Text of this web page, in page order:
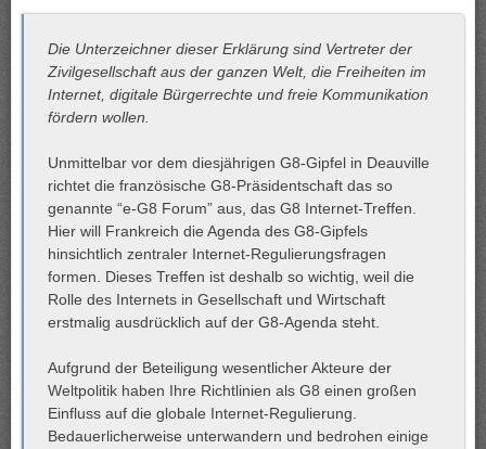
Die Unterzeichner dieser Erklärung sind Vertreter der
Zivilgesellschaft aus der ganzen Welt, die Freiheiten im
Internet, digitale Bürgerrechte und freie Kommunikation
fördern wollen.
Unmittelbar vor dem diesjährigen G8-Gipfel in Deauville
richtet die französische G8-Präsidentschaft das so
genannte “e-G8 Forum” aus, das G8 Internet-Treffen.
Hier will Frankreich die Agenda des G8-Gipfels
hinsichtlich zentraler Internet-Regulierungsfragen
formen. Dieses Treffen ist deshalb so wichtig, weil die
Rolle des Internets in Gesellschaft und Wirtschaft
erstmalig ausdrücklich auf der G8-Agenda steht.
Aufgrund der Beteiligung wesentlicher Akteure der
Weltpolitik haben Ihre Richtlinien als G8 einen großen
Einfluss auf die globale Internet-Regulierung.
Bedauerlicherweise unterwandern und bedrohen einige